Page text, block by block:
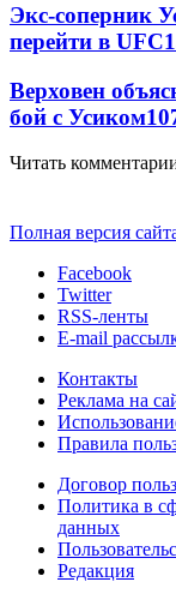
Экс-соперник
перейти в UFC
Верховен
бой с Усиком
Читать
Полная версия
Facebook
Twitter
RSS-ленты
E-mail
Контакты
Реклама на
Правила
Договор
Политика в
данных
Редакция